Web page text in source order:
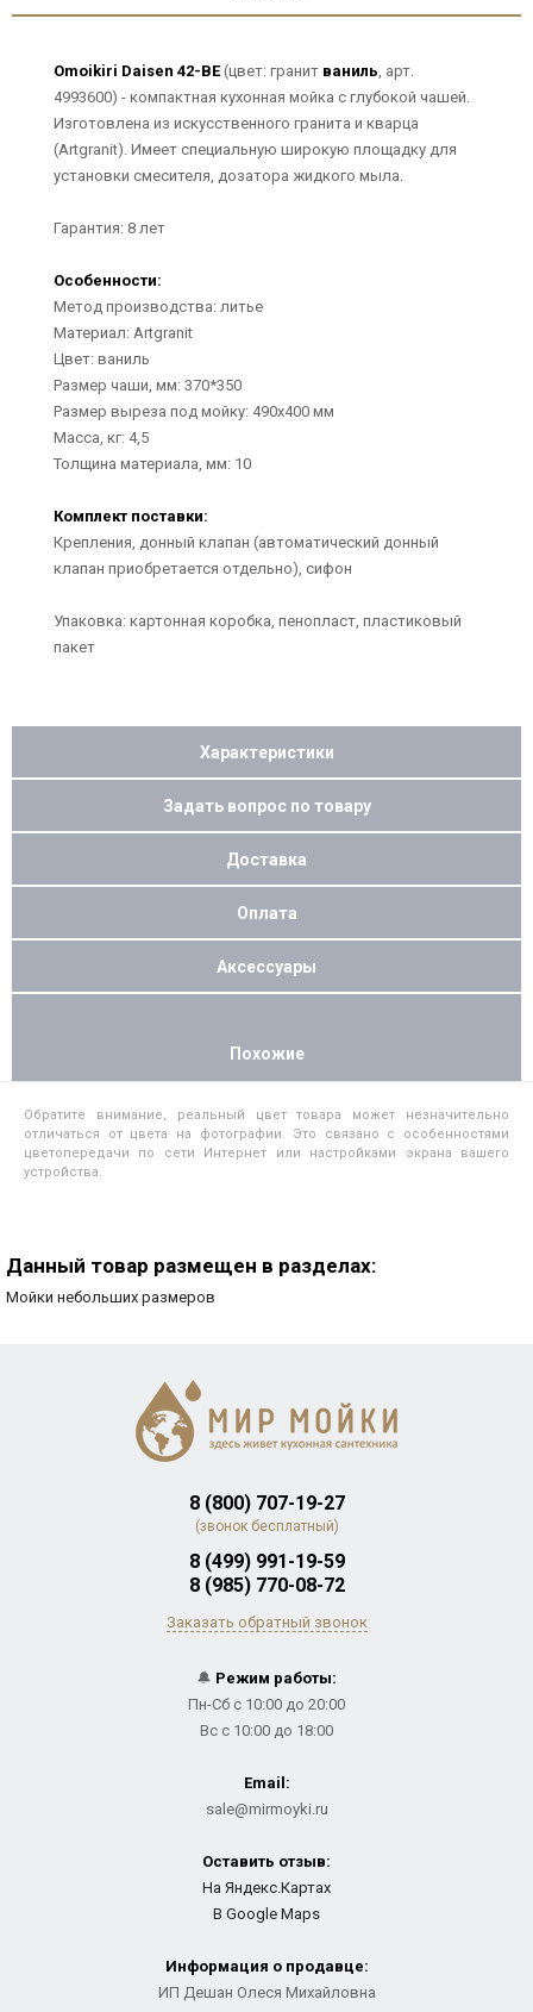
Omoikiri Daisen 42-BE(цвет: гранит ваниль, арт.
4993600) - компактная кухонная мойка с глубокой чашей.
Изготовлена из искусственного гранита и кварца
(Artgranit). Имеет специальную широкую площадку для
установки смесителя, дозатора жидкого мыла.
Гарантия: 8 лет
Особенности:
Метод производства: литье
Материал: Artgranit
Цвет: ваниль
Размер чаши, мм: 370*350
Размер выреза под мойку: 490х400 мм
Масса, кг: 4,5
Толщина материала, мм: 10
Комплект поставки:
Крепления, донный клапан (автоматический донный
клапан приобретается отдельно), сифон
Упаковка: картонная коробка, пенопласт, пластиковый
пакет
Характеристики
Задать вопрос по товару
Доставка
Оплата
Аксессуары
Похожие
Обратите внимание, реальный цвет товара может незначительно
отличаться от цвета на фотографии. Это связано с особенностями
цветопередачи по сети Интернет или настройками экрана вашего
устройства.
Данный товар размещен в разделах:
Мойки небольших размеров
8 (800) 707-19-27
(звонок бесплатный)
8 (499) 991-19-59
8 (985) 770-08-72
Заказать обратный звонок
🔔 Режим работы:
Пн-Сб с 10:00 до 20:00
Вс с 10:00 до 18:00
Email:
sale@mirmoyki.ru
Оставить отзыв:
На Яндекс.Картах
В Google Maps
Информация о продавце:
ИП Дешан Олеся Михайловна